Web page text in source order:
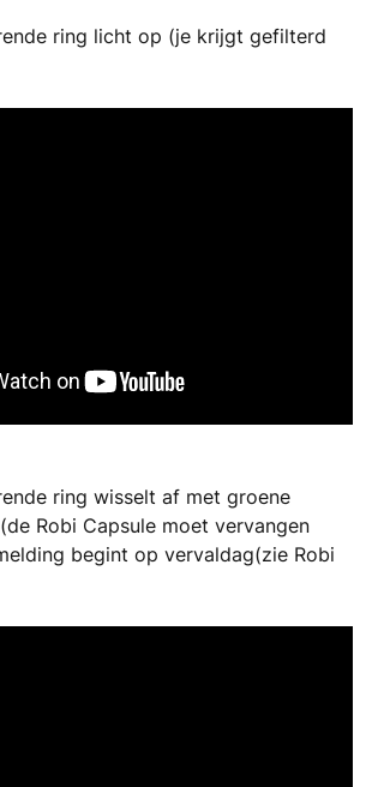
ring licht op (je krijgt gefilterd
ring wisselt af met groene
Robi Capsule moet vervangen
begint op vervaldag(zie Robi